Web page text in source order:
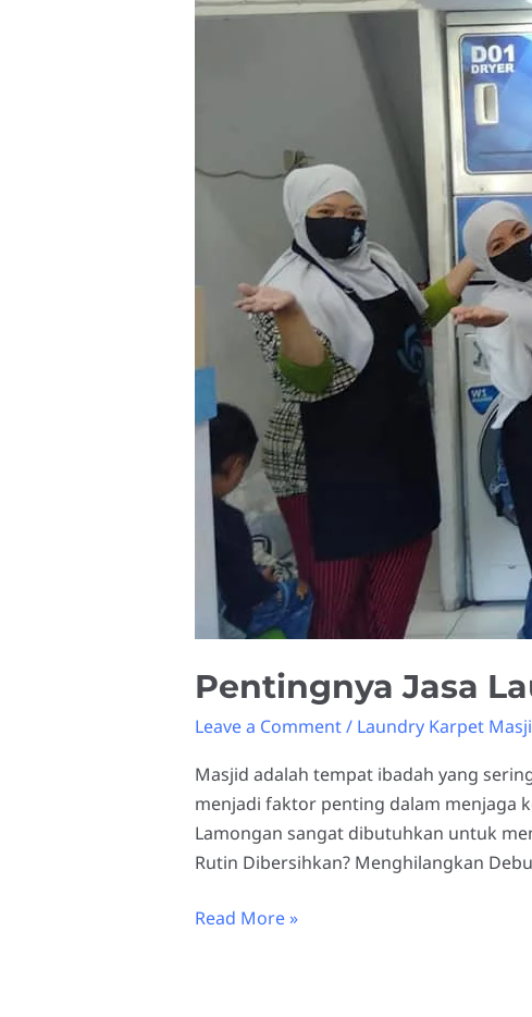
Pentingnya Jasa
Leave a Comment/ Laundry Karpet
Masjid adalah tempat ibadah yang
menjadi faktor penting dalam menjaga
Lamongan sangat dibutuhkan untuk
Rutin Dibersihkan? Menghilangkan
Lamongan
Read More »